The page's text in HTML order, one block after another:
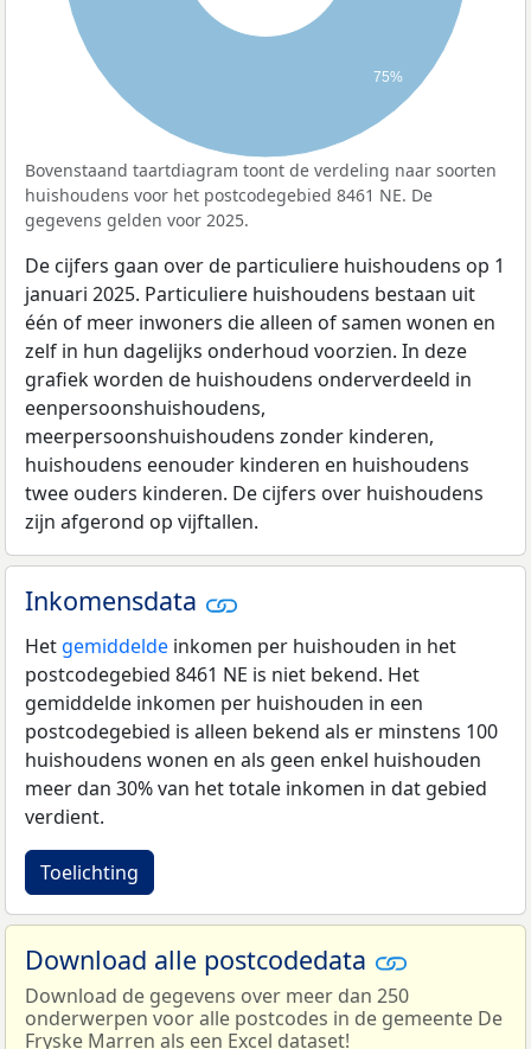
75%
Bovenstaand taartdiagram toont de verdeling naar soorten
huishoudens voor het postcodegebied 8461 NE. De
gegevens gelden voor 2025.
De cijfers gaan over de particuliere huishoudens op 1
januari 2025. Particuliere huishoudens bestaan uit
één of meer inwoners die alleen of samen wonen en
zelf in hun dagelijks onderhoud voorzien. In deze
grafiek worden de huishoudens onderverdeeld in
eenpersoonshuishoudens,
meerpersoonshuishoudens zonder kinderen,
huishoudens eenouder kinderen en huishoudens
twee ouders kinderen. De cijfers over huishoudens
zijn afgerond op vijftallen.
Inkomensdata
Het gemiddelde inkomen per huishouden in het
postcodegebied 8461 NE is niet bekend. Het
gemiddelde inkomen per huishouden in een
postcodegebied is alleen bekend als er minstens 100
huishoudens wonen en als geen enkel huishouden
meer dan 30% van het totale inkomen in dat gebied
verdient.
Toelichting
Download alle postcodedata
Download de gegevens over meer dan 250
onderwerpen voor alle postcodes in de gemeente De
Fryske Marren als een Excel dataset!